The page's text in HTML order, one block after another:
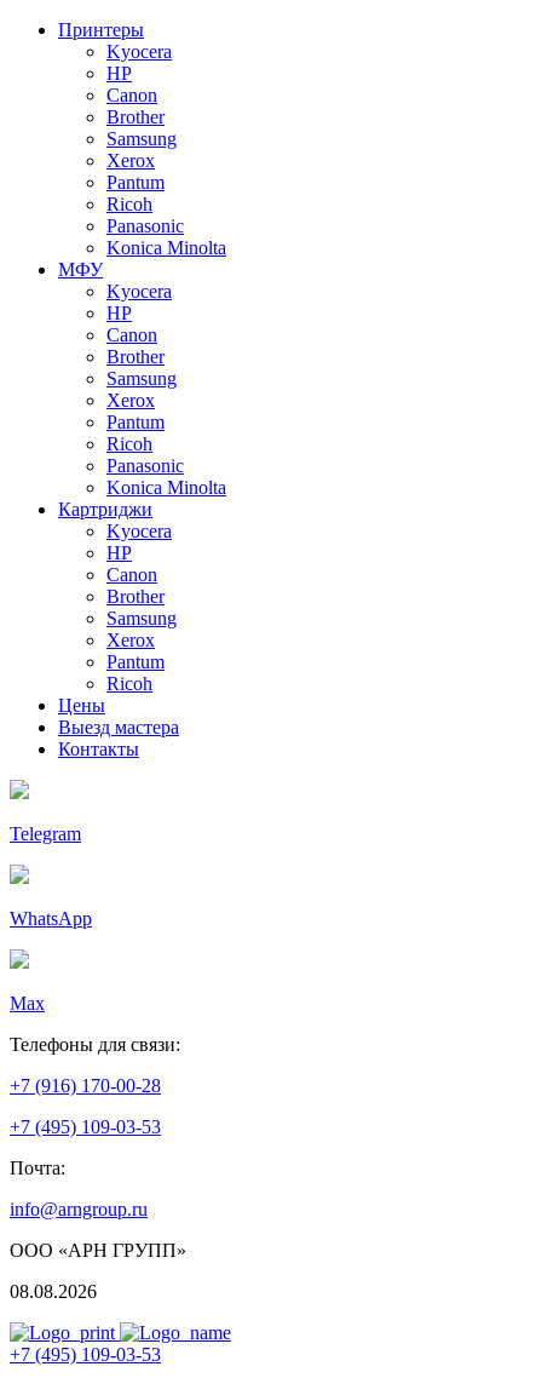
Принтеры
Kyocera
HP
Canon
Brother
Samsung
Xerox
Pantum
Ricoh
Panasonic
Konica Minolta
МФУ
Kyocera
HP
Canon
Brother
Samsung
Xerox
Pantum
Ricoh
Panasonic
Konica Minolta
Картриджи
Kyocera
HP
Canon
Brother
Samsung
Xerox
Pantum
Ricoh
Цены
Выезд мастера
Контакты
Telegram
WhatsApp
Max
Телефоны для связи:
+7 (916) 170-00-28
+7 (495) 109-03-53
Почта:
info@arngroup.ru
ООО «АРН ГРУПП»
08.08.2026
+7 (495) 109-03-53